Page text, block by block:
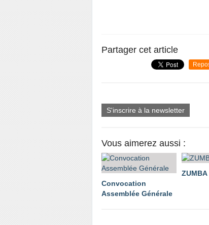
Partager cet article
S'inscrire à la newsletter
Vous aimerez aussi :
Convocation
Assemblée Générale
ZUMBA